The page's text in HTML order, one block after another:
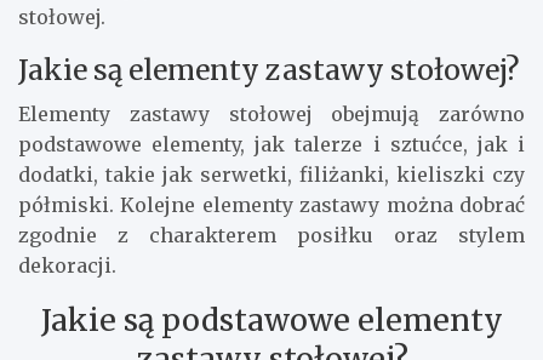
stołowej.
Jakie są elementy zastawy stołowej?
Elementy zastawy stołowej obejmują zarówno
podstawowe elementy, jak talerze i sztućce, jak i
dodatki, takie jak serwetki, filiżanki, kieliszki czy
półmiski. Kolejne elementy zastawy można dobrać
zgodnie z charakterem posiłku oraz stylem
dekoracji.
Jakie są podstawowe elementy